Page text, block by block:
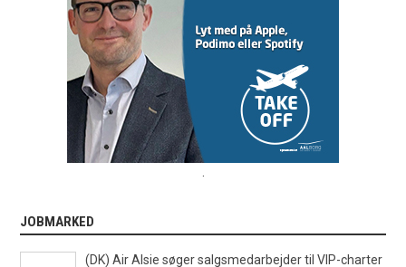
JOBMARKED
(DK) Air Alsie søger salgsmedarbejder til VIP-charter